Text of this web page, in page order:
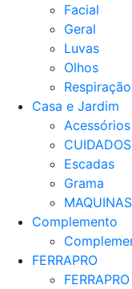
Facial
Geral
Luvas
Olhos
Respiração
Casa e Jardim
Acessórios
Escadas
Grama
Complemento
FERRAPRO